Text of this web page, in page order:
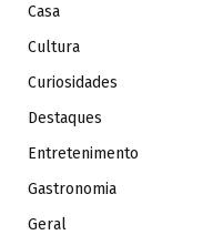
Casa
Cultura
Curiosidades
Destaques
Entretenimento
Gastronomia
Geral